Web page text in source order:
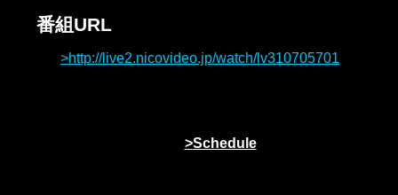
番組URL
http://live2.nicovideo.jp/watch/lv310705701
Schedule